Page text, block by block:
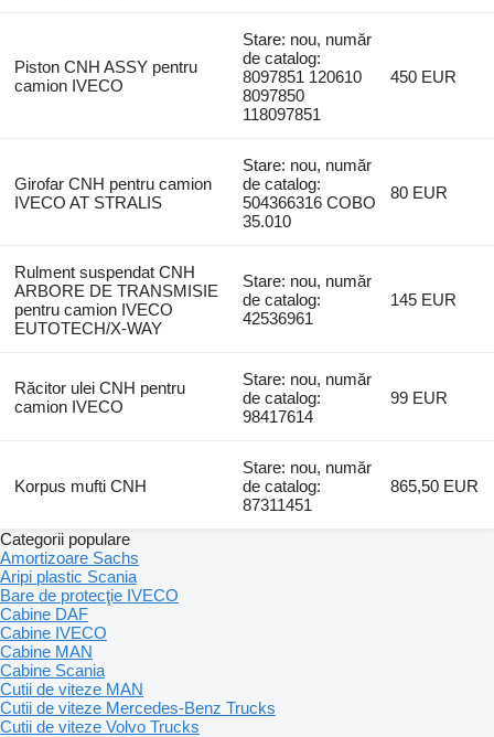
Piston CNH ASSY pentru
camion IVECO
Stare: nou, număr
de catalog:
8097851 120610
8097850
118097851
450 EUR
Girofar CNH pentru camion
IVECO AT STRALIS
Stare: nou, număr
de catalog:
504366316 COBO
35.010
80 EUR
Rulment suspendat CNH
ARBORE DE TRANSMISIE
pentru camion IVECO
EUTOTECH/X-WAY
Stare: nou, număr
de catalog:
42536961
145 EUR
Răcitor ulei CNH pentru
camion IVECO
Stare: nou, număr
de catalog:
98417614
99 EUR
Korpus mufti CNH
Stare: nou, număr
de catalog:
87311451
865,50 EUR
Categorii populare
Amortizoare Sachs
Aripi plastic Scania
Bare de protecţie IVECO
Cabine DAF
Cabine IVECO
Cabine MAN
Cabine Scania
Cutii de viteze MAN
Cutii de viteze Mercedes-Benz Trucks
Cutii de viteze Volvo Trucks